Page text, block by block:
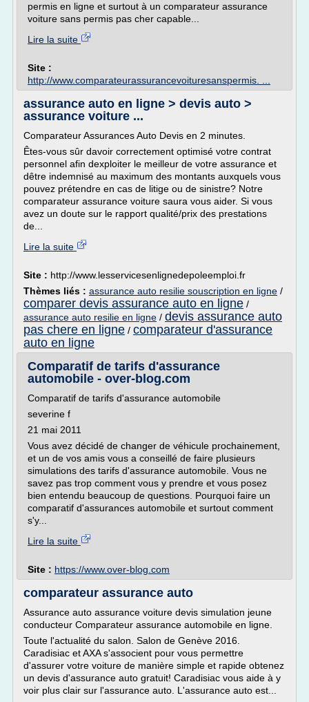
permis en ligne et surtout à un comparateur assurance
voiture sans permis pas cher capable...
Lire la suite
Site :
http://www.comparateurassurancevoituresanspermis. ...
assurance auto en ligne > devis auto >
assurance voiture ...
Comparateur Assurances Auto Devis en 2 minutes.
Êtes-vous sûr davoir correctement optimisé votre contrat
personnel afin dexploiter le meilleur de votre assurance et
dêtre indemnisé au maximum des montants auxquels vous
pouvez prétendre en cas de litige ou de sinistre? Notre
comparateur assurance voiture saura vous aider. Si vous
avez un doute sur le rapport qualité/prix des prestations
de...
Lire la suite
Site : http://www.lesservicesenlignedepoleemploi.fr
Thèmes liés : assurance auto resilie souscription en ligne /
comparer devis assurance auto en ligne /
assurance auto resilie en ligne / devis assurance auto
pas chere en ligne / comparateur d'assurance
auto en ligne
Comparatif de tarifs d'assurance
automobile - over-blog.com
Comparatif de tarifs d'assurance automobile
severine f
21 mai 2011
Vous avez décidé de changer de véhicule prochainement,
et un de vos amis vous a conseillé de faire plusieurs
simulations des tarifs d'assurance automobile. Vous ne
savez pas trop comment vous y prendre et vous posez
bien entendu beaucoup de questions. Pourquoi faire un
comparatif d'assurances automobile et surtout comment
s'y...
Lire la suite
Site : https://www.over-blog.com
comparateur assurance auto
Assurance auto assurance voiture devis simulation jeune
conducteur Comparateur assurance automobile en ligne.
Toute l'actualité du salon. Salon de Genève 2016.
Caradisiac et AXA s'associent pour vous permettre
d'assurer votre voiture de manière simple et rapide obtenez
un devis d'assurance auto gratuit! Caradisiac vous aide à y
voir plus clair sur l'assurance auto. L'assurance auto est...